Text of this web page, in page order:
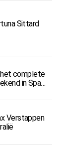
Sittard
het complete
in Spa-
Verstappen